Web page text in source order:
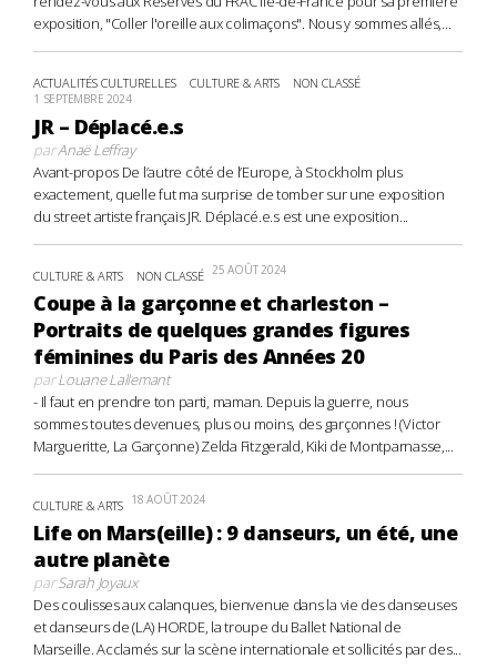
exposition, "Coller l'oreille aux colimaçons". Nous y sommes allés,...
ACTUALITÉS CULTURELLES CULTURE & ARTS NON CLASSÉ
1 SEPTEMBRE 2024
JR – Déplacé.e.s
parAnaë Leffray
Avant-propos De l’autre côté de l’Europe, à Stockholm plus
exactement, quelle fut ma surprise de tomber sur une exposition
du street artiste français JR. Déplacé.e.s est une exposition...
CULTURE & ARTS NON CLASSÉ 25 AOÛT 2024
Coupe à la garçonne et charleston –
Portraits de quelques grandes figures
féminines du Paris des Années 20
parLouane Lallemant
- Il faut en prendre ton parti, maman. Depuis la guerre, nous
sommes toutes devenues, plus ou moins, des garçonnes ! (Victor
Margueritte, La Garçonne) Zelda Fitzgerald, Kiki de Montparnasse,...
CULTURE & ARTS 18 AOÛT 2024
Life on Mars(eille) : 9 danseurs, un été, une
autre planète
parSarah Joyaux
Des coulisses aux calanques, bienvenue dans la vie des danseuses
et danseurs de (LA) HORDE, la troupe du Ballet National de
Marseille. Acclamés sur la scène internationale et sollicités par des...